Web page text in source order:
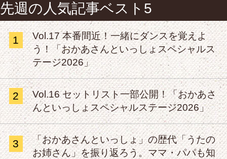
先週の人気記事ベスト5
1
Vol.17 本番間近！一緒にダンスを覚えよ
う！「おかあさんといっしょスペシャルス
テージ2026」
2
Vol.16 セットリスト一部公開！「おかあさ
んといっしょスペシャルステージ2026」
3
「おかあさんといっしょ」の歴代「うたの
お姉さん」を振り返ろう。ママ・パパも知